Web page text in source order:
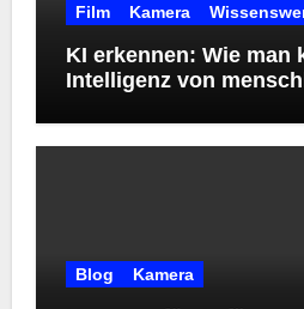
Film Kamera
KI erkennen: Wie man
Intelligenz von
Blog Kamera